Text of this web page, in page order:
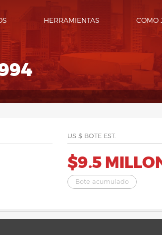
HERRAMIENTAS COMO
US $ BOTE EST.
$9.5
Bote acumulado